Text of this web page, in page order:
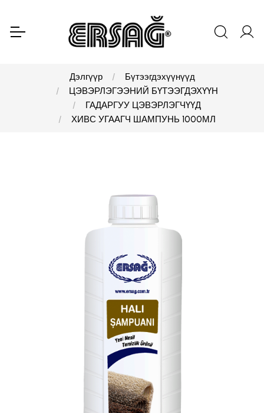
Дэлгүүр
Бүтээгдэхүүнүүд
ЦЭВЭРЛЭГЭЭНИЙ БҮТЭЭГДЭХҮҮН
ГАДАРГУУ ЦЭВЭРЛЭГЧҮҮД
ХИВС УГААГЧ ШАМПУНЬ 1000МЛ